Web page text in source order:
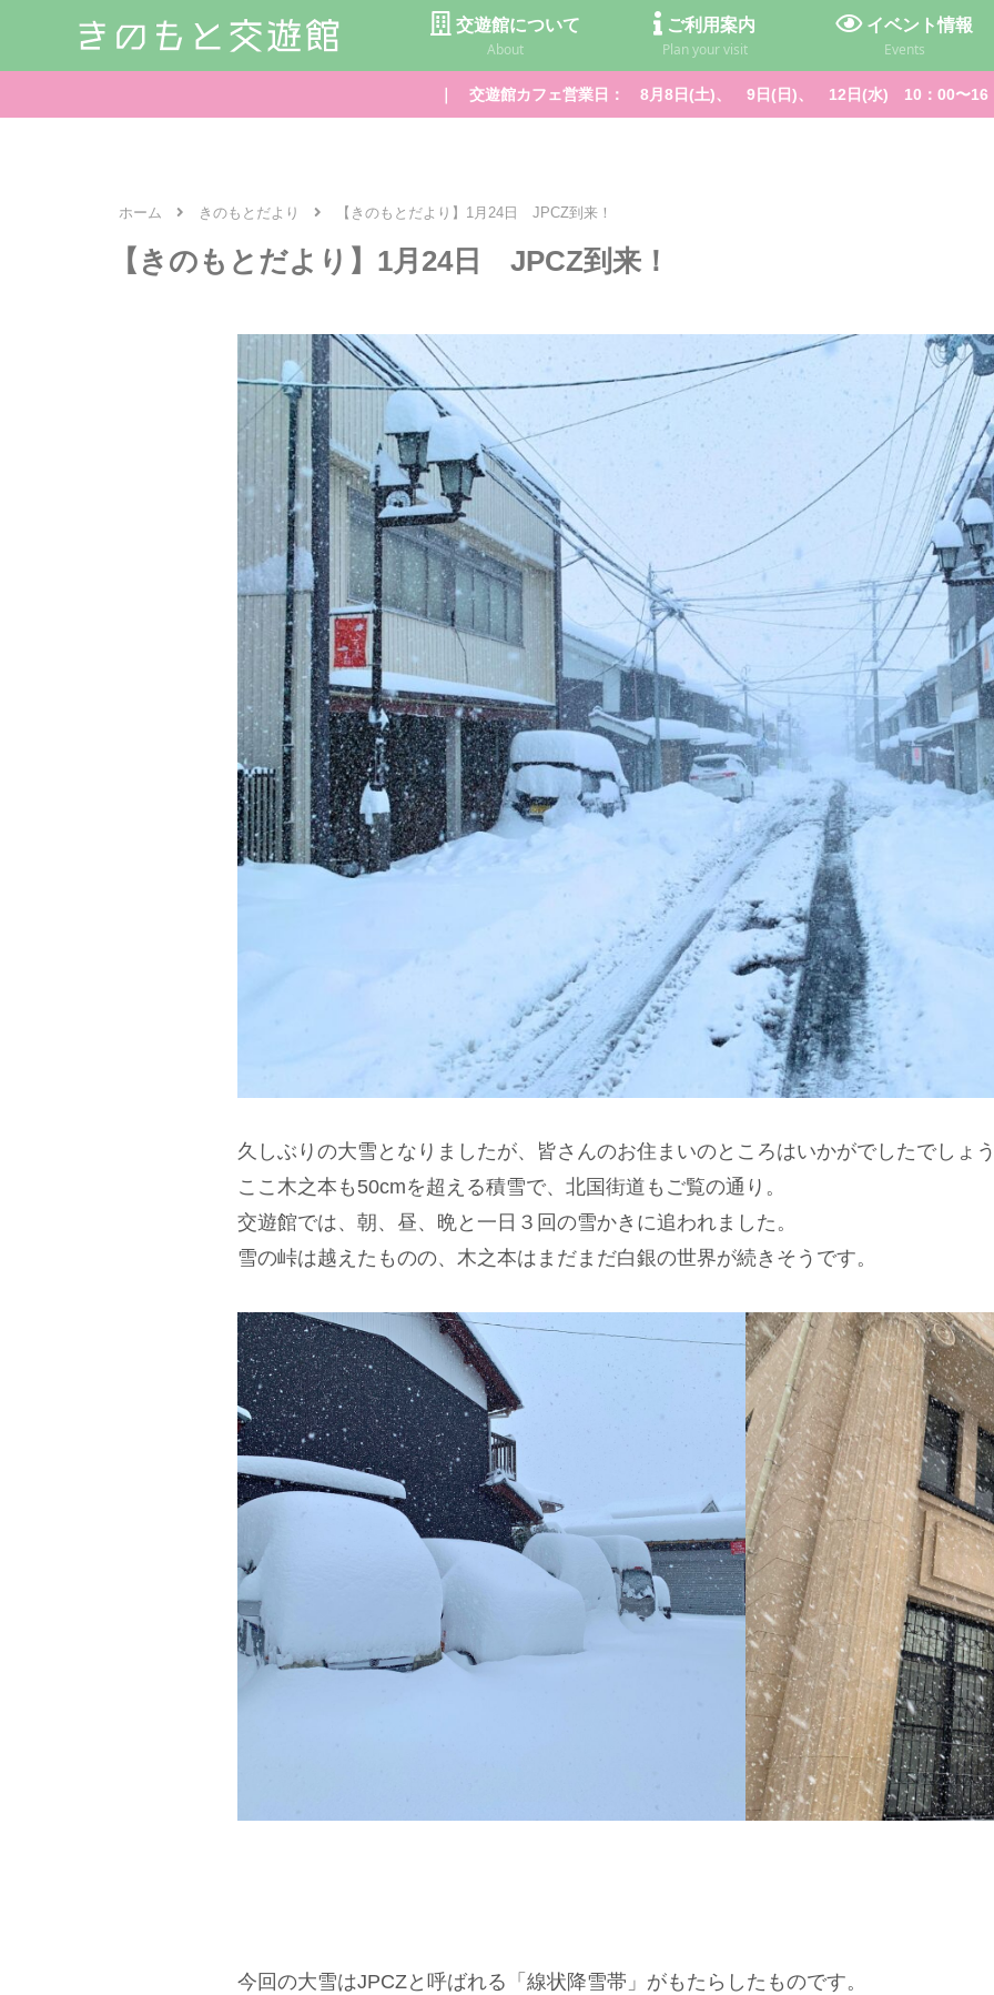
交遊館について
About
ご利用案内
Plan your visit
イベント情報
Events
｜ 交遊館カフェ営業日： 8月8日(土)、 9日(日)、 12日(水) 10：00〜
ホーム きのもとだより 【きのもとだより】1月24日 JPCZ到来！
【きのもとだより】1月24日 JPCZ到来！
久しぶりの大雪となりましたが、皆さんのお住まいのところはいかがでしたでしょ
ここ木之本も50cmを超える積雪で、北国街道もご覧の通り。
交遊館では、朝、昼、晩と一日３回の雪かきに追われました。
雪の峠は越えたものの、木之本はまだまだ白銀の世界が続きそうです。
今回の大雪はJPCZと呼ばれる「線状降雪帯」がもたらしたものです。